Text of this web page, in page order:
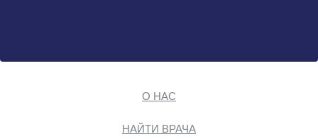
О НАС
НАЙТИ ВРАЧА